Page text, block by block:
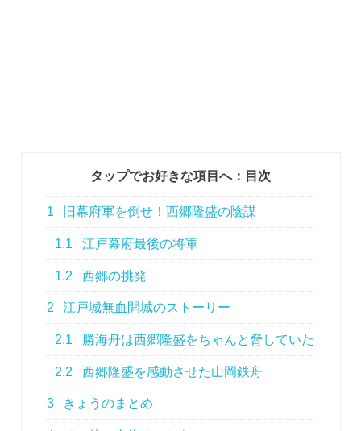
タップでお好きな項目へ：目次
1 旧幕府軍を倒せ！西郷隆盛の陰謀
1.1 江戸幕府最後の将軍
1.2 西郷の挑発
2 江戸城無血開城のストーリー
2.1 勝海舟は西郷隆盛をちゃんと脅していた
2.2 西郷隆盛を感動させた山岡鉄舟
3 きょうのまとめ